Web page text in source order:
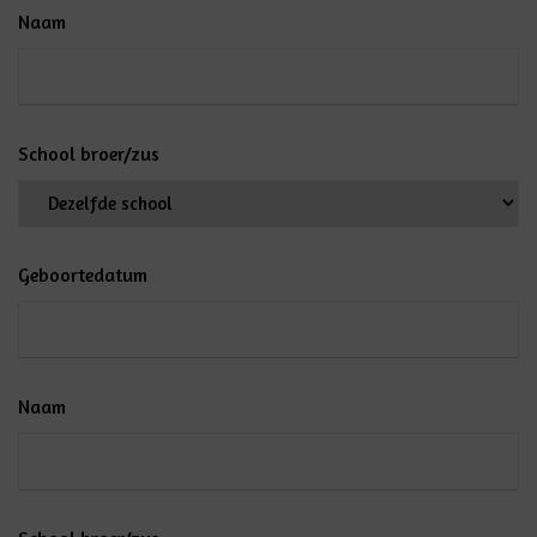
Naam
School broer/zus
Geboortedatum
Naam